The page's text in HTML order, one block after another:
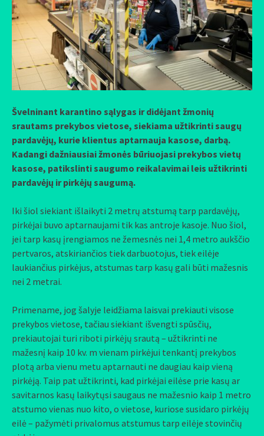
Švelninant karantino sąlygas ir didėjant žmonių
srautams prekybos vietose, siekiama užtikrinti saugų
pardavėjų, kurie klientus aptarnauja kasose, darbą.
Kadangi dažniausiai žmonės būriuojasi prekybos vietų
kasose, patikslinti saugumo reikalavimai leis užtikrinti
pardavėjų ir pirkėjų saugumą.
Iki šiol siekiant išlaikyti 2 metrų atstumą tarp pardavėjų,
pirkėjai buvo aptarnaujami tik kas antroje kasoje. Nuo šiol,
jei tarp kasų įrengiamos ne žemesnės nei 1,4 metro aukščio
pertvaros, atskiriančios tiek darbuotojus, tiek eilėje
laukiančius pirkėjus, atstumas tarp kasų gali būti mažesnis
nei 2 metrai.
Primename, jog šalyje leidžiama laisvai prekiauti visose
prekybos vietose, tačiau siekiant išvengti spūsčių,
prekiautojai turi riboti pirkėjų srautą – užtikrinti ne
mažesnį kaip 10 kv. m vienam pirkėjui tenkantį prekybos
plotą arba vienu metu aptarnauti ne daugiau kaip vieną
pirkėją. Taip pat užtikrinti, kad pirkėjai eilėse prie kasų ar
savitarnos kasų laikytųsi saugaus ne mažesnio kaip 1 metro
atstumo vienas nuo kito, o vietose, kuriose susidaro pirkėjų
eilė – pažymėti privalomus atstumus tarp eilėje stovinčių